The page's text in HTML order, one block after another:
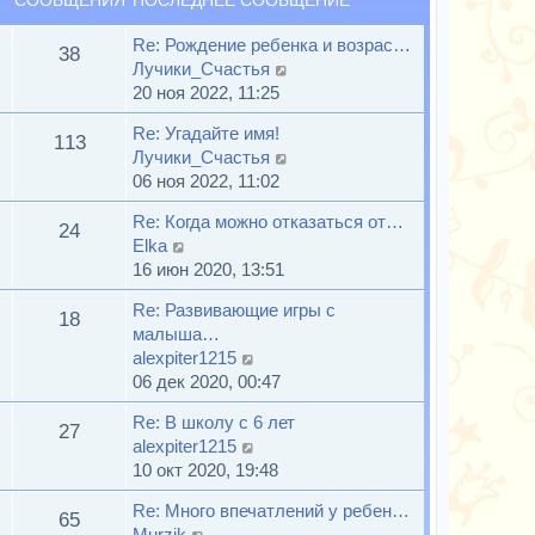
н
ю
о
б
щ
е
и
ю
н
е
м
у
о
о
б
щ
н
и
ю
л
е
д
н
е
м
у
о
о
б
щ
н
и
ю
т
п
д
м
о
б
н
и
38
Re: Рождение ребенка и возрас…
Лучики_Счастья
р
к
с
н
е
с
о
20 ноя 2022, 11:25
113
Re: Угадайте имя!
Лучики_Счастья
р
е
к
л
н
е
06 ноя 2022, 11:02
24
Re: Когда можно отказаться от…
Elka
е
р
е
й
т
и
п
о
с
л
е
16 июн 2020, 13:51
18
Re: Развивающие игры с
малыша…
alexpiter1215
е
р
е
т
к
06 дек 2020, 00:47
27
Re: В школу с 6 лет
alexpiter1215
е
р
е
10 окт 2020, 19:48
65
Re: Много впечатлений у ребен…